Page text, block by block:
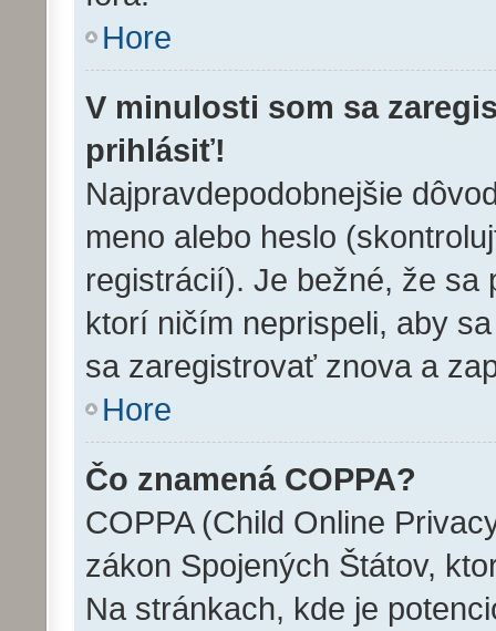
Hore
V minulosti som sa
prihlásiť!
Najpravdepodobnejšie
meno alebo heslo
registrácií). Je bežné, že sa
ktorí ničím neprispeli, aby
sa zaregistrovať znova a
Hore
Čo znamená COPPA?
COPPA (Child Online
zákon Spojených Štátov,
Na stránkach, kde je